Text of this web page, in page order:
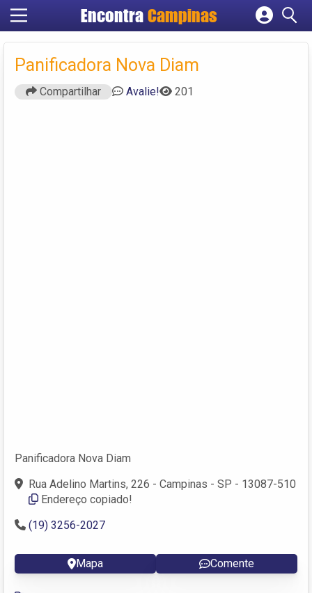
Encontra Campinas
Cadastrar empresa
Criar conta
Panificadora Nova Diam
Compartilhar Avalie! 201
Panificadora Nova Diam
Rua Adelino Martins, 226 - Campinas - SP - 13087-510
Endereço copiado!
(19) 3256-2027
Mapa Comente